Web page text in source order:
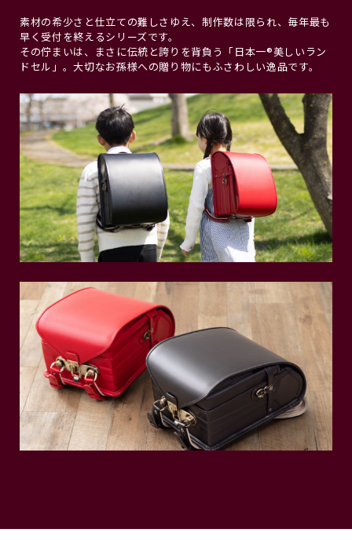
素材の希少さと仕立ての難しさゆえ、制作数は限られ、毎年最も
早く受付を終えるシリーズです。
その佇まいは、まさに伝統と誇りを背負う「日本一®︎美しいラン
ドセル」。大切なお孫様への贈り物にもふさわしい逸品です。